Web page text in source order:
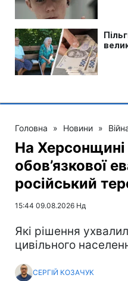
Головна » Новини »
На
обов’язкової
російський
15:44 09.08.2026 Нд
Які рішення
цивільного
СЕРГІЙ КОЗАЧУК